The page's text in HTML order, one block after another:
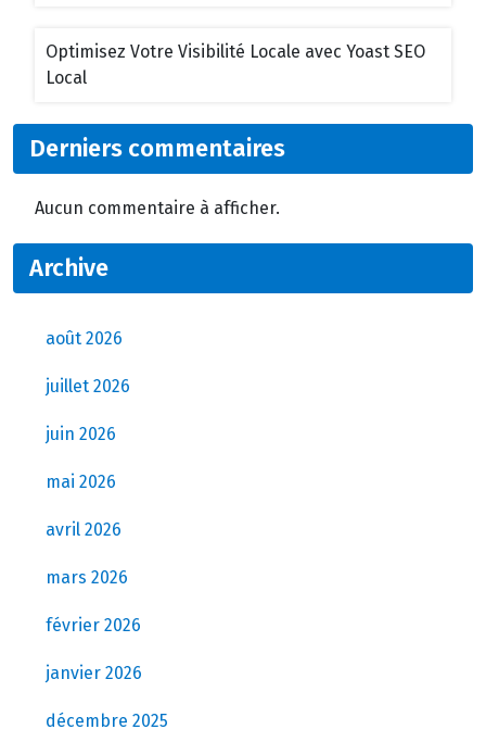
Optimisez Votre Visibilité Locale avec Yoast SEO
Local
Derniers commentaires
Aucun commentaire à afficher.
Archive
août 2026
juillet 2026
juin 2026
mai 2026
avril 2026
mars 2026
février 2026
janvier 2026
décembre 2025